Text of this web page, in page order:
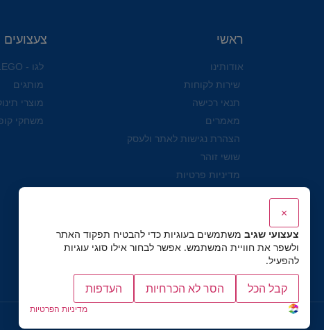
ראשי
אודותינו
שירות לקוחות
תנאי רכישה
מאמרים
הצהרת נגישות לאתר ולעסק
שושי זוהר
מדיניות פרטיות
צעצועים
לגו - LEGO
מותגים
מוצרי
משחקי
×
צעצועי שגיב משתמשים בעוגיות כדי להבטיח תפקוד האתר
ולשפר את חוויית המשתמש. אפשר לבחור אילו סוגי עוגיות
להפעיל.
קבל הכל הסר לא הכרחיות העדפות
מדיניות הפרטיות